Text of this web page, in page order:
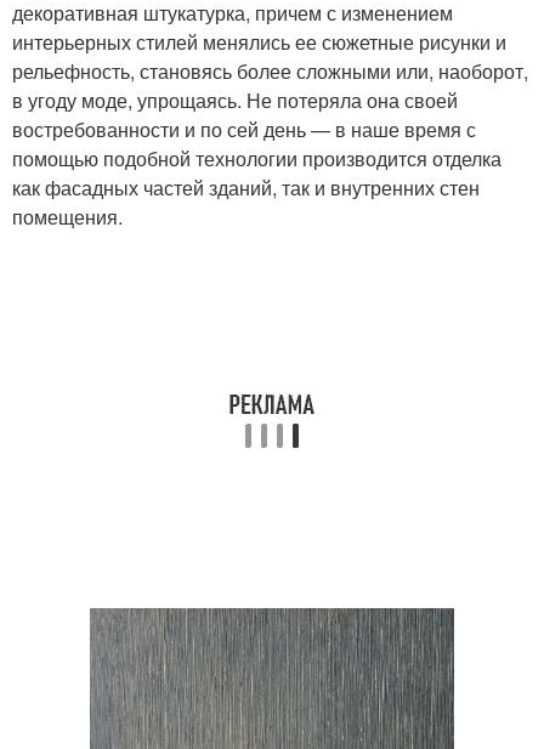
декоративная штукатурка, причем с изменением
интерьерных стилей менялись ее сюжетные рисунки и
рельефность, становясь более сложными или, наоборот,
в угоду моде, упрощаясь. Не потеряла она своей
востребованности и по сей день — в наше время с
помощью подобной технологии производится отделка
как фасадных частей зданий, так и внутренних стен
помещения.